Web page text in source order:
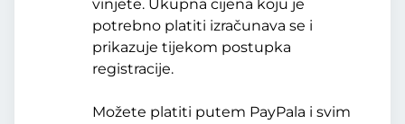
vinjete. Ukupna cijena koju je
potrebno platiti izračunava se i
prikazuje tijekom postupka
registracije.
Možete platiti putem PayPala i svim